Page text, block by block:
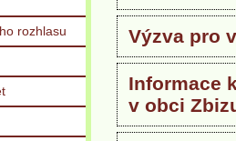
Výzva pro
Informace
v obci
rozhlasu